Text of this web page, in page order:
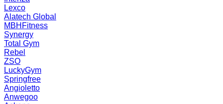
Lexco
Alatech Global
MBHFitness
Synergy
Total Gym
Rebel
ZSO
LuckyGym
Springfree
Angioletto
Anwegoo